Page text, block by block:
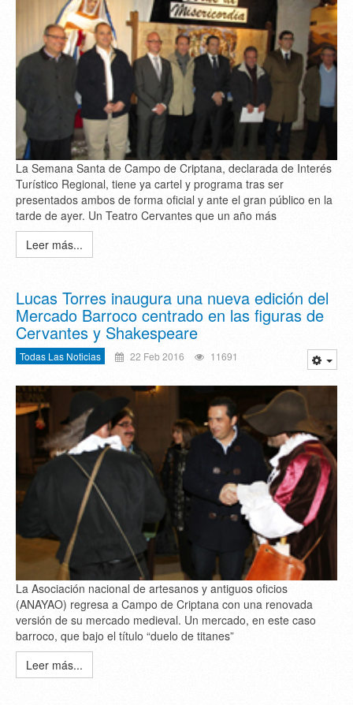
La Semana Santa de Campo de Criptana, declarada de Interés
Turístico Regional, tiene ya cartel y programa tras ser
presentados ambos de forma oficial y ante el gran público en la
tarde de ayer. Un Teatro Cervantes que un año más
Leer más...
Lucas Torres inaugura una nueva edición del
Mercado Barroco centrado en las figuras de
Cervantes y Shakespeare
Todas Las Noticias 22 Feb 2016 11691
La Asociación nacional de artesanos y antiguos oficios
(ANAYAO) regresa a Campo de Criptana con una renovada
versión de su mercado medieval. Un mercado, en este caso
barroco, que bajo el título “duelo de titanes”
Leer más...